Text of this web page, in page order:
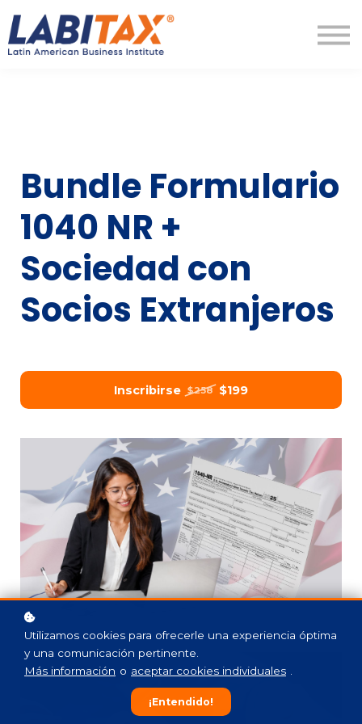
LabitaxVIP
Diamond
Bundle Formulario
1040 NR +
Sociedad con
Socios Extranjeros
Inscribirse $258 $199
Utilizamos cookies para ofrecerle una experiencia óptima
y una comunicación pertinente.
Más información o aceptar cookies individuales
¡Entendido!